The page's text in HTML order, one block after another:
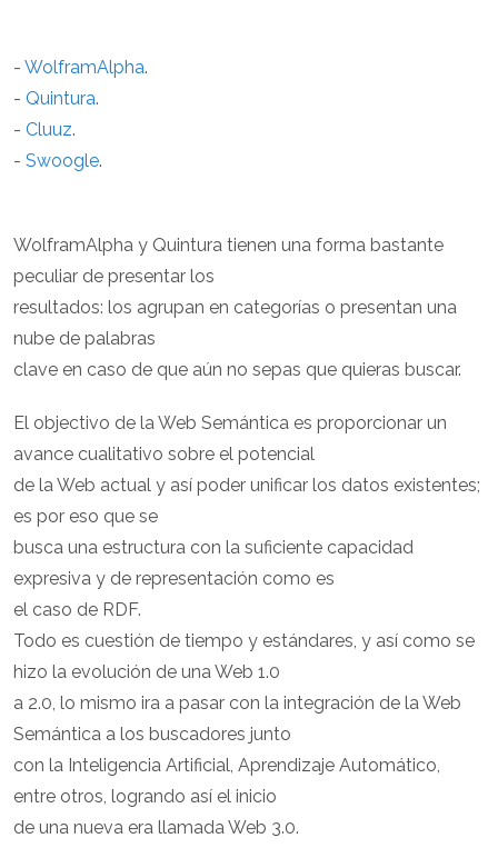
- WolframAlpha.
- Quintura.
- Cluuz.
- Swoogle.
WolframAlpha y Quintura tienen una forma bastante
peculiar de presentar los
resultados: los agrupan en categorías o presentan una
nube de palabras
clave en caso de que aún no sepas que quieras buscar.
El objectivo de la Web Semántica es proporcionar un
avance cualitativo sobre el potencial
de la Web actual y así poder unificar los datos existentes;
es por eso que se
busca una estructura con la suficiente capacidad
expresiva y de representación como es
el caso de RDF.
Todo es cuestión de tiempo y estándares, y así como se
hizo la evolución de una Web 1.0
a 2.0, lo mismo ira a pasar con la integración de la Web
Semántica a los buscadores junto
con la Inteligencia Artificial, Aprendizaje Automático,
entre otros, logrando así el inicio
de una nueva era llamada Web 3.0.